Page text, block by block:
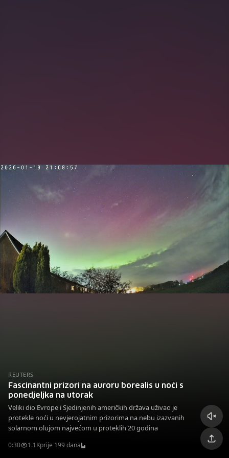
REUTERS
Fascinantni prizori na auroru borealis u noći s
ponedjeljka na utorak
Veliki dio Evrope i Sjedinjenih američkih država uživao je
protekle noći u nevjerojatnim prizorima na nebu izazvanih
solarnom olujom najvećom u proteklih 20 godina
0:30 1.1Kprije 199 dana